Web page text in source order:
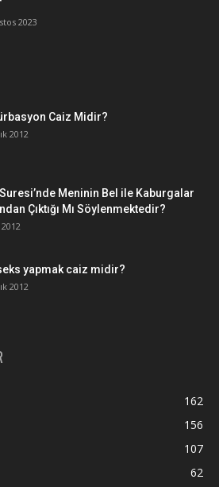
2023
Caiz Midir?
2012
Suresi’nde Meninin Bel ile Kaburgalar
Çıktığı Mı Söylenmektedir?
yapmak caiz midir?
2012
162
156
107
62